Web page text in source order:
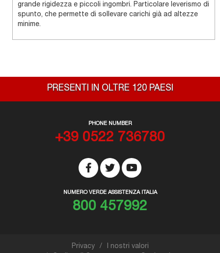
grande rigidezza e piccoli ingombri. Particolare leverismo di
spunto, che permette di sollevare carichi già ad altezze
minime.
PRESENTI IN OLTRE 120 PAESI
PHONE NUMBER
+39 0522 736780
NUMERO VERDE ASSISTENZA ITALIA
800 457992
Privacy I nostri valori